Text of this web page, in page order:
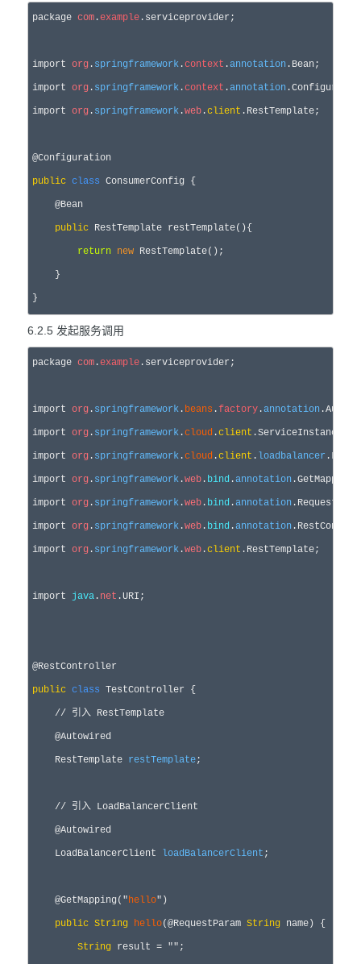
package com .example .serviceprovider;
import org . springframework .context .annotation .Bean;
import org . springframework .context .annotation
import org . springframework .web .client .RestTemplate;
public class ConsumerConfig {
    @Bean
public RestTemplate restTemplate(){
return new RestTemplate();
    }
}
6.2.5 发起服务调用
package com .example .serviceprovider;
import org . springframework . beans .factory .annotation
import org . springframework .cloud .client .ServiceInstance;
import org . springframework .cloud .client . loadbalancer
import org . springframework .web . bind .annotation .GetMapping;
import org . springframework .web . bind .annotation
import org . springframework .web . bind .annotation
import org . springframework .web .client .RestTemplate;
import java . net
public class TestController {
// 引入 RestTemplate
    @Autowired
    RestTemplate
restTemplate;
// 引入 LoadBalancerClient
    @Autowired
    LoadBalancerClient
loadBalancerClient ;
    @GetMapping(
" hello" )
public String hello(@RequestParam String name) {
String result = "" ;